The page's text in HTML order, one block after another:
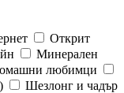
Открит
Минерален
любимци
Шезлонг и чадър